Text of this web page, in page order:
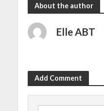
About the author
Elle ABT
Add Comment